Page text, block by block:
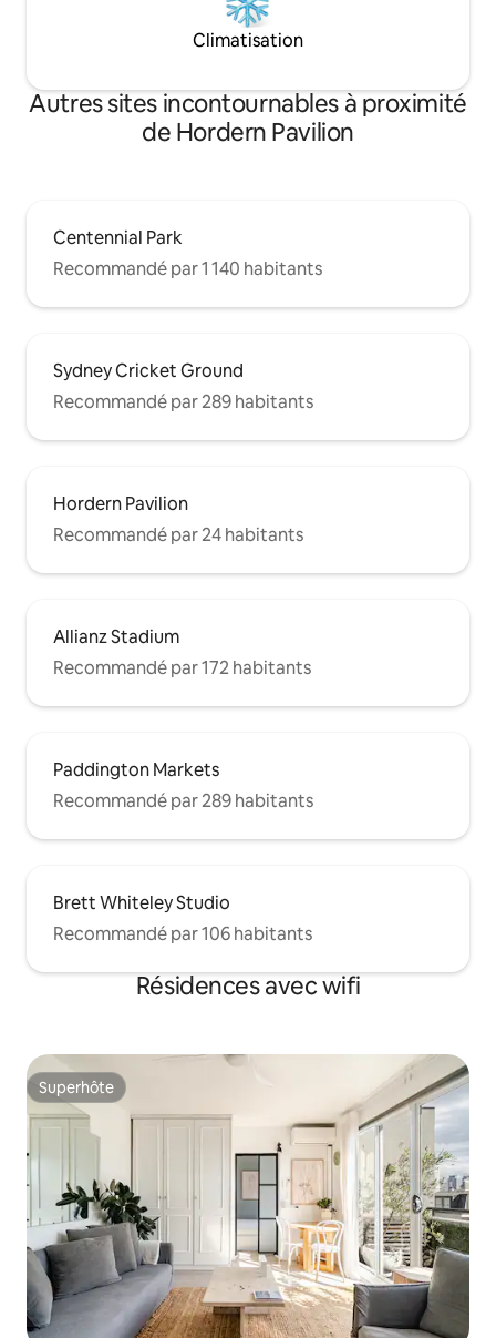
Climatisation
Autres sites incontournables à proximité
de Hordern Pavilion
Centennial Park
Recommandé par 1 140 habitants
Sydney Cricket Ground
Recommandé par 289 habitants
Hordern Pavilion
Recommandé par 24 habitants
Allianz Stadium
Recommandé par 172 habitants
Paddington Markets
Recommandé par 289 habitants
Brett Whiteley Studio
Recommandé par 106 habitants
Résidences avec wifi
Superhôte
Superhôte